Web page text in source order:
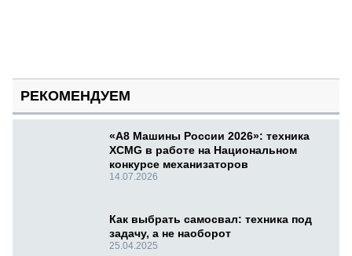
РЕКОМЕНДУЕМ
«А8 Машины России 2026»: техника
XCMG в работе на Национальном
конкурсе механизаторов
14.07.2026
Как выбрать самосвал: техника под
задачу, а не наоборот
25.04.2025